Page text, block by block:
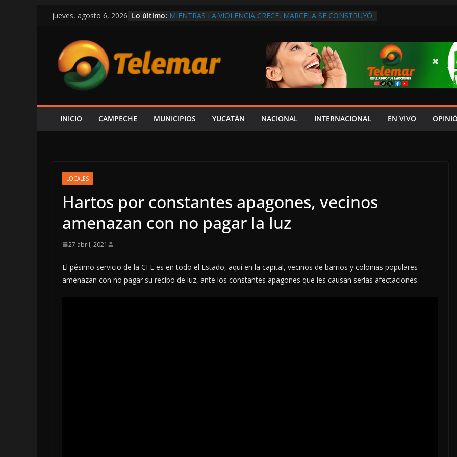
Saltar
contenido
jueves, agosto 6, 2026 Lo último: MIENTRAS LA VIOLENCIA CRECE, MARCELA SE CONSTRUYÓ
ECONOMÍA Y GENERAR EMPLEOS
AUNQUE PROTEXA NO PAGA A PROVEEDORES, PEMEX LA
PREMIA CON CONTRATO
CONFIRMA REHN QUE HAY UN PROYECTO PARA
CONSTRUIR CENTRO CULTURAL MULTIFUNCIONAL EN EL
ESPERA ALCUDIA AUTORIZACIÓN MÉDICA PARA FIJAR
AUDIENCIA AL PRESUNTO RESPONSABLE DEL ACCIDENTE
INICIO CAMPECHE MUNICIPIOS YUCATÁN NACIONAL INTERNACIONAL EN VIVO
LOCALES
Hartos por constantes apagones, vecinos
amenazan con no pagar la luz
27 abril, 2021
El pésimo servicio de la CFE es en todo el Estado, aquí en la capital, vecinos de barrios y colonias populares
amenazan con no pagar su recibo de luz, ante los constantes apagones que les causan serias afectaciones.